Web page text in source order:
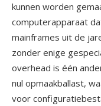
kunnen worden
computerapparaat
mainframes uit de
zonder enige
overhead is één
nul opmaakballast,
voor